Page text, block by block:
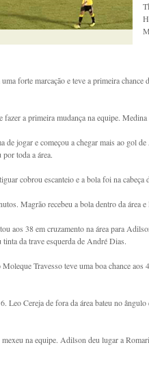
forte marcação e teve a primeira
a primeira mudança na equipe.
de jogar e começou a chegar mais ao gol
toda a área.
cobrou escanteio e a bola foi na
Magrão recebeu a bola dentro da área
aos 38 em cruzamento na área para
da trave esquerda de André Dias.
Travesso teve uma boa chance
Leo Cereja de fora da área bateu no
na equipe. Adilson deu lugar a